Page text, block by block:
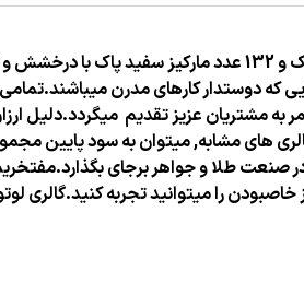
که دوستدارکارهای مدرن
به مشتریان عزیز تقدیم میگردد.دلیل
های مشابه, میتوان به سود پایین
صنعت طلا وجواهر برجای بگذارد.
خاصبودن را میتوانید تجربه کنید.گالری